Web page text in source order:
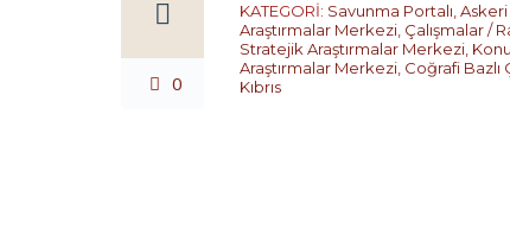
0
KATEGORİ: Savunma Portalı,
Araştırmalar Merkezi, Çalışmalar /
Stratejik Araştırmalar Merkezi,
Araştırmalar Merkezi, Coğrafi Bazlı
Kıbrıs